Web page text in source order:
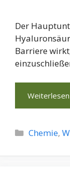
Der
Barriere
Weiterlesen
Chemie,